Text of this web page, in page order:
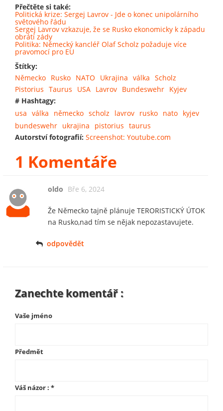
Přečtěte si také:
Politická krize: Sergej Lavrov - Jde o konec unipolárního
světového řádu
Sergej Lavrov vzkazuje, že se Rusko ekonomicky k západu
obrátí zády
Politika: Německý kancléř Olaf Scholz požaduje více
pravomocí pro EU
Štítky:
Německo Rusko NATO Ukrajina válka Scholz
Pistorius Taurus USA Lavrov Bundeswehr Kyjev
# Hashtagy:
usa válka německo scholz lavrov rusko nato kyjev
bundeswehr ukrajina pistorius taurus
Autorství fotografií: Screenshot: Youtube.com
1 Komentáře
oldo Bře 6, 2024
Že Německo tajně plánuje TERORISTICKÝ ÚTOK
na Rusko,nad tím se nějak nepozastavujete.
odpovědět
Zanechte komentář :
Vaše jméno
Předmět
Váš názor : *